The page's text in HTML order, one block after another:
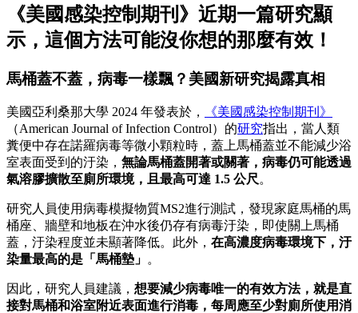
《美國感染控制期刊》近期一篇研究顯
示，這個方法可能沒你想的那麼有效！
馬桶蓋不蓋，病毒一樣飄？美國新研究揭露真相
美國亞利桑那大學 2024 年發表於，
《美國感染控制期刊》
（American Journal of Infection Control）的研究指出，當人類
糞便中存在諾羅病毒等微小顆粒時，蓋上馬桶蓋並不能減少浴
室表面受到的汙染， 無論馬桶蓋開著或關著，病毒仍可能透過
氣溶膠擴散至廁所環境，且最高可達 1.5 公尺 。
研究人員使用病毒模擬物質MS2進行測試，發現家庭馬桶的馬
桶座、牆壁和地板在沖水後仍存有病毒汙染，即使關上馬桶
蓋，汙染程度並未顯著降低。此外， 在高濃度病毒環境下，汙
染量最高的是「馬桶墊」 。
因此，研究人員建議， 想要減少病毒唯一的有效方法，就是直
接對馬桶和浴室附近表面進行消毒，每周應至少對廁所使用消